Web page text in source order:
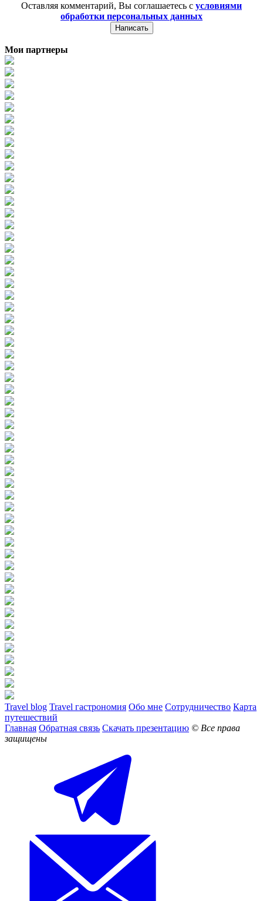
Оставляя комментарий, Вы соглашаетесь с условиями
обработки персональных данных
Мои партнеры
Travel blog Travel гастрономия Обо мне Сотрудничество Карта
путешествий
Главная Обратная связь Скачать презентацию © Все права
защищены